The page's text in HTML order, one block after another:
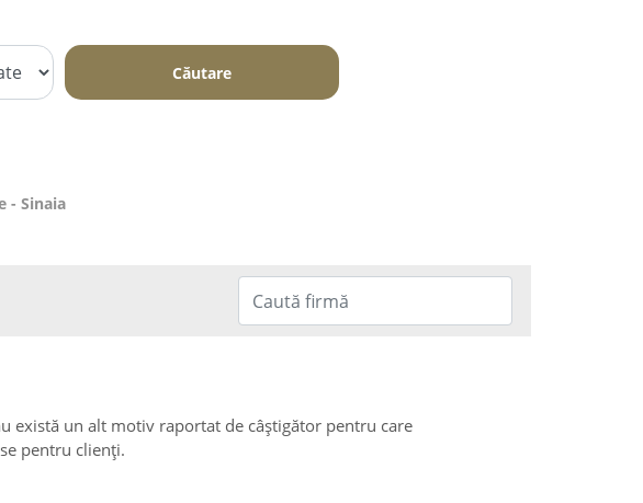
Căutare
- Sinaia
există un alt motiv raportat de câștigător pentru care
pentru clienți.